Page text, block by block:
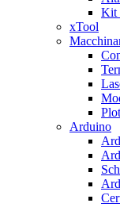
Kit
xTool
Arduino